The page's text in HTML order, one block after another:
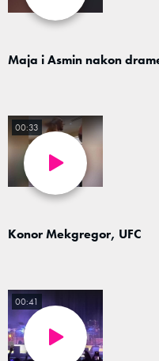
Maja i Asmin nakon
Konor Mekgregor, UFC
00:33
00:41